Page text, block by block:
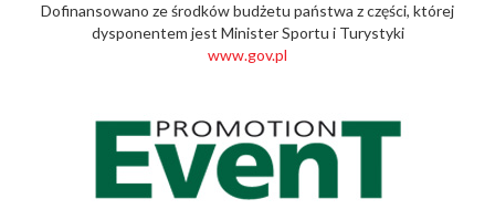
Dofinansowano ze środków budżetu państwa z części, której
dysponentem jest Minister Sportu i Turystyki
www.gov.pl